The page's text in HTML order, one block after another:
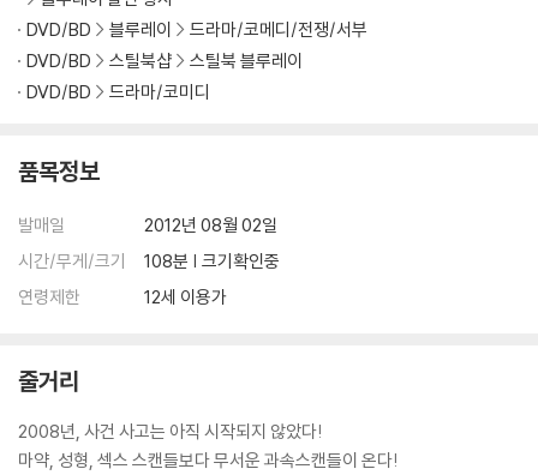
DVD/BD
블루레이
드라마/코메디/전쟁/서부
DVD/BD
스틸북샵
스틸북 블루레이
DVD/BD
드라마/코미디
품목정보
발매일
2012년 08월 02일
시간/무게/크기
108분 | 크기확인중
연령제한
12세 이용가
줄거리
2008년, 사건 사고는 아직 시작되지 않았다!
마약, 성형, 섹스 스캔들보다 무서운 과속스캔들이 온다!